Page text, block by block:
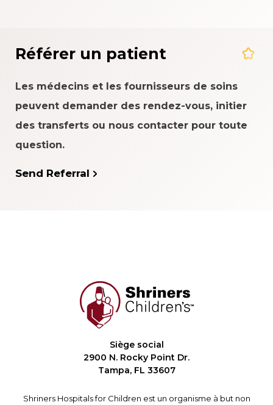
Référer un patient
Les médecins et les fournisseurs de soins
peuvent demander des rendez-vous, initier
des transferts ou nous contacter pour toute
question.
Send Referral
Siège social
2900 N. Rocky Point Dr.
Tampa, FL 33607
Shriners Hospitals for Children est un organisme à but non